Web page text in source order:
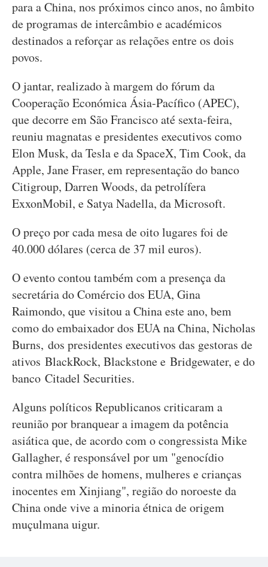
para a China, nos próximos cinco anos, no âmbito
de programas de intercâmbio e académicos
destinados a reforçar as relações entre os dois
povos.
O jantar, realizado à margem do fórum da
Cooperação Económica Ásia-Pacífico (APEC),
que decorre em São Francisco até sexta-feira,
reuniu magnatas e presidentes executivos como
Elon Musk, da Tesla e da SpaceX, Tim Cook, da
Apple, Jane Fraser, em representação do banco
Citigroup, Darren Woods, da petrolífera
ExxonMobil, e Satya Nadella, da Microsoft.
O preço por cada mesa de oito lugares foi de
40.000 dólares (cerca de 37 mil euros).
O evento contou também com a presença da
secretária do Comércio dos EUA, Gina
Raimondo, que visitou a China este ano, bem
como do embaixador dos EUA na China, Nicholas
Burns, dos presidentes executivos das gestoras de
ativos BlackRock, Blackstone e Bridgewater, e do
banco Citadel Securities.
Alguns políticos Republicanos criticaram a
reunião por branquear a imagem da potência
asiática que, de acordo com o congressista Mike
Gallagher, é responsável por um "genocídio
contra milhões de homens, mulheres e crianças
inocentes em Xinjiang", região do noroeste da
China onde vive a minoria étnica de origem
muçulmana uigur.